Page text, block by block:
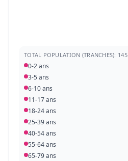
TOTAL POPULATION (TRANCHES): 145
0-2 ans
3-5 ans
6-10 ans
11-17 ans
18-24 ans
25-39 ans
40-54 ans
55-64 ans
65-79 ans